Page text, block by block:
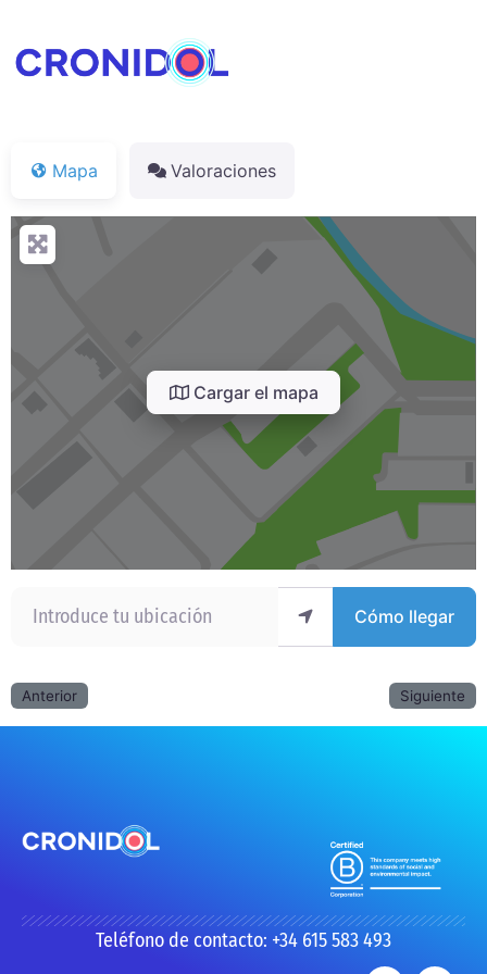
Mapa Valoraciones
Cargar el mapa
Cómo llegar
Anterior Siguiente
Teléfono de contacto: +34 615 583 493